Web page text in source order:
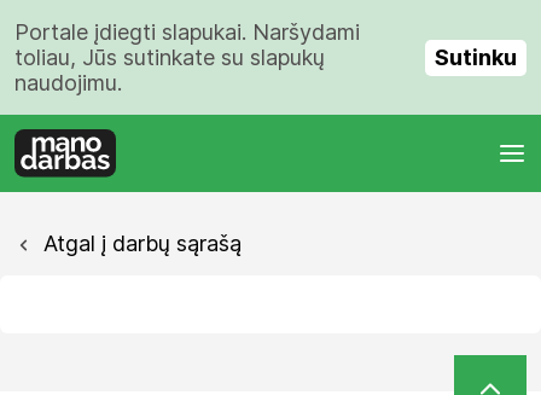
Portale įdiegti slapukai. Naršydami
toliau, Jūs sutinkate su slapukų
naudojimu.
Sutinku
Atgal į darbų sąrašą